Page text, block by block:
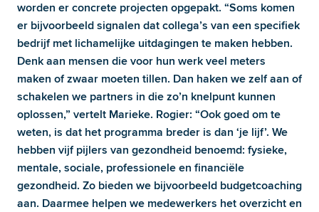
worden er concrete projecten opgepakt. “Soms komen
er bijvoorbeeld signalen dat collega’s van een specifiek
bedrijf met lichamelijke uitdagingen te maken hebben.
Denk aan mensen die voor hun werk veel meters
maken of zwaar moeten tillen. Dan haken we zelf aan of
schakelen we partners in die zo’n knelpunt kunnen
oplossen,” vertelt Marieke. Rogier: “Ook goed om te
weten, is dat het programma breder is dan ‘je lijf’. We
hebben vijf pijlers van gezondheid benoemd: fysieke,
mentale, sociale, professionele en financiële
gezondheid. Zo bieden we bijvoorbeeld budgetcoaching
aan. Daarmee helpen we medewerkers het overzicht en